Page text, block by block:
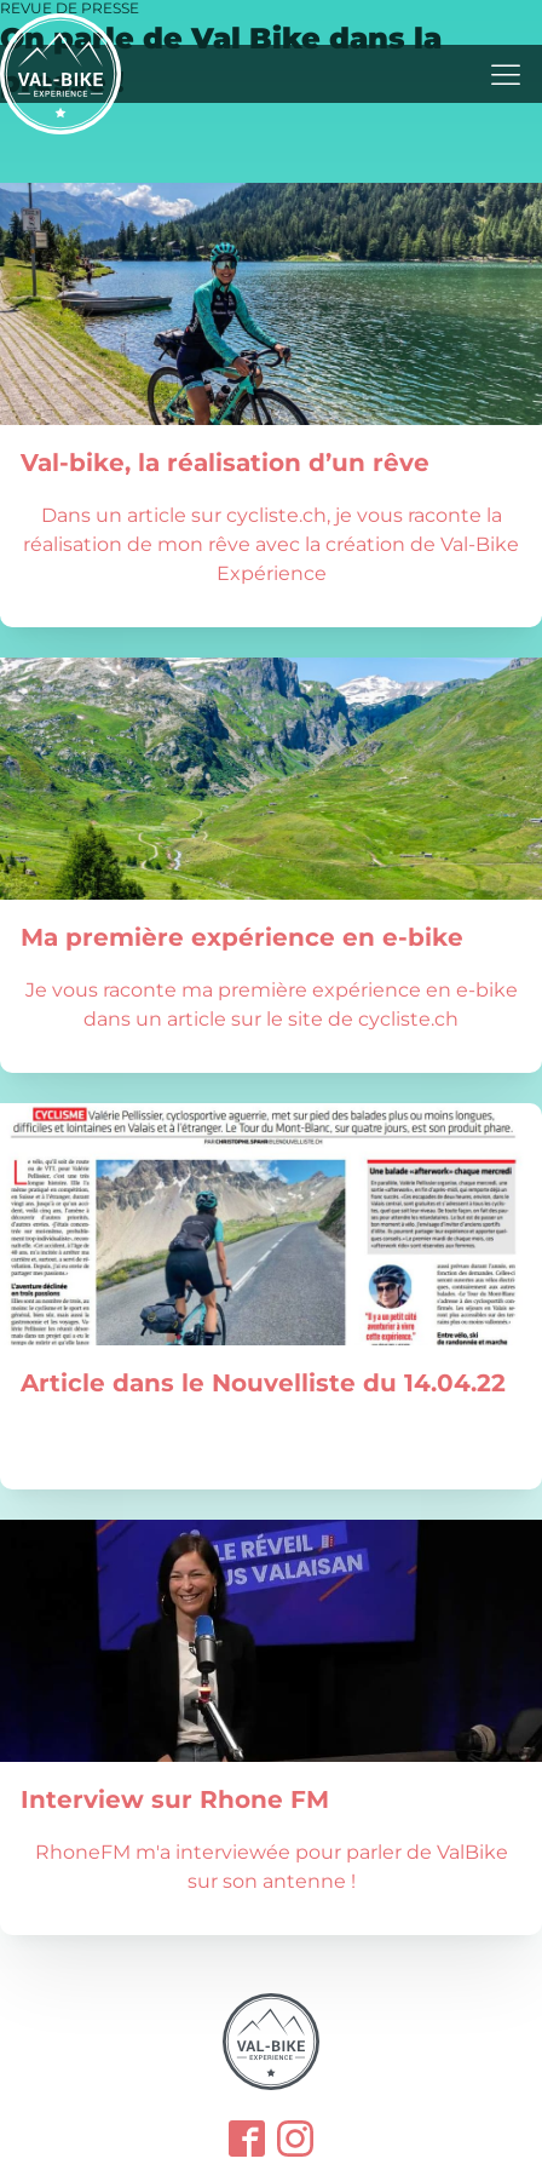
REVUE DE PRESSE
On parle de Val Bike dans la
presse !
Val-bike, la réalisation d’un rêve
Dans un article sur cycliste.ch, je vous raconte la
réalisation de mon rêve avec la création de Val-Bike
Expérience
Ma première expérience en e-bike
Je vous raconte ma première expérience en e-bike
dans un article sur le site de cycliste.ch
Article dans le Nouvelliste du 14.04.22
Interview sur Rhone FM
RhoneFM m'a interviewée pour parler de ValBike
sur son antenne !